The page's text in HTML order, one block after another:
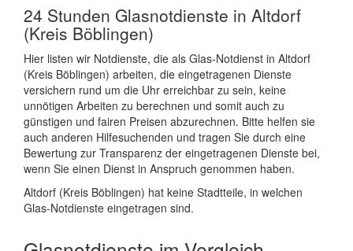
24 Stunden Glasnotdienste in Altdorf
(Kreis Böblingen)
Hier listen wir Notdienste, die als Glas-Notdienst in Altdorf
(Kreis Böblingen) arbeiten, die eingetragenen Dienste
versichern rund um die Uhr erreichbar zu sein, keine
unnötigen Arbeiten zu berechnen und somit auch zu
günstigen und fairen Preisen abzurechnen. Bitte helfen sie
auch anderen Hilfesuchenden und tragen Sie durch eine
Bewertung zur Transparenz der eingetragenen Dienste bei,
wenn Sie einen Dienst in Anspruch genommen haben.
Altdorf (Kreis Böblingen) hat keine Stadtteile, in welchen
Glas-Notdienste eingetragen sind.